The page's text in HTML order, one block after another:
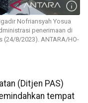
Nofriansyah Yosua
penerimaan di
(24/8/2023). ANTARA/HO-
(Ditjen PAS)
tempat